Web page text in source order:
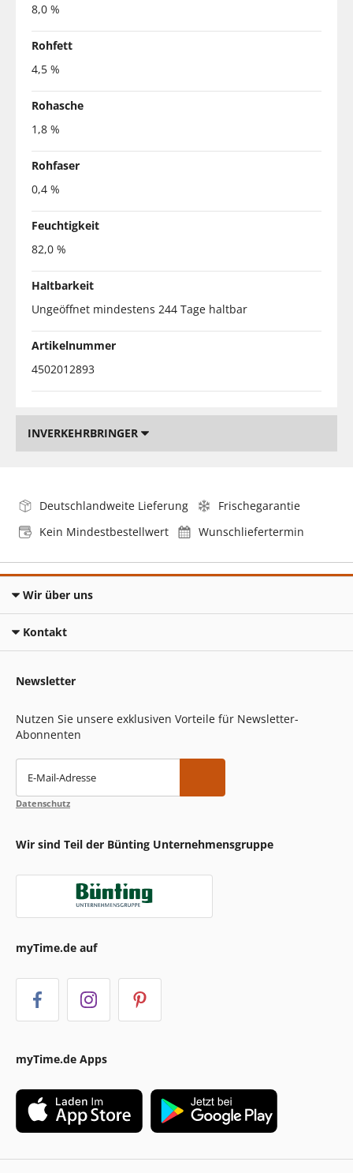
8,0 %
Rohfett
4,5 %
Rohasche
1,8 %
Rohfaser
0,4 %
Feuchtigkeit
82,0 %
Haltbarkeit
Ungeöffnet mindestens 244 Tage haltbar
Artikelnummer
4502012893
INVERKEHRBRINGER
Deutschlandweite Lieferung
Frischegarantie
Kein Mindestbestellwert
Wunschliefertermin
Wir über uns
Kontakt
Newsletter
Nutzen Sie unsere exklusiven Vorteile für Newsletter-
Abonnenten
E-Mail-Adresse
Datenschutz
Wir sind Teil der Bünting Unternehmensgruppe
myTime.de auf
myTime.de Apps